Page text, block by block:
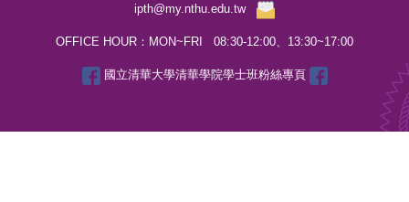
ipth@my.nthu.edu.tw
OFFICE HOUR：MON~FRI 08:30-12:00、13:30~17:00
國立清華大學清華學院學士班粉絲專頁